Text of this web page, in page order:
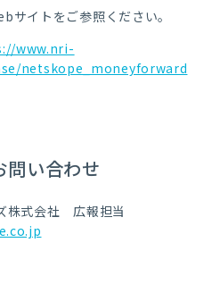
サイトをご参照ください。
www.nri-
netskope_moneyforward
問い合わせ
株式会社 広報担当